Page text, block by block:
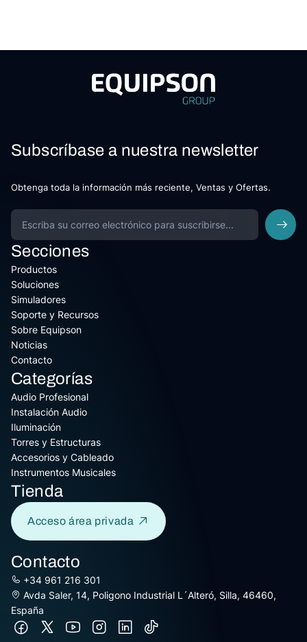
Subscríbase a nuestra newsletter
Obtenga toda la información más reciente, Ventas y Ofertas.
Secciones
Productos
Soluciones
Simuladores
Soporte y Recursos
Sobre Equipson
Noticias
Contacto
Categorías
Audio Profesional
Instalación Audio
Iluminación
Torres y Estructuras
Accesorios y Cableado
Instrumentos Musicales
Tienda
Acceso área privada
Contacto
+34 961 216 301
Avda Saler, 14, Poligono Industrial L´Alteró, Silla, 46460,
España